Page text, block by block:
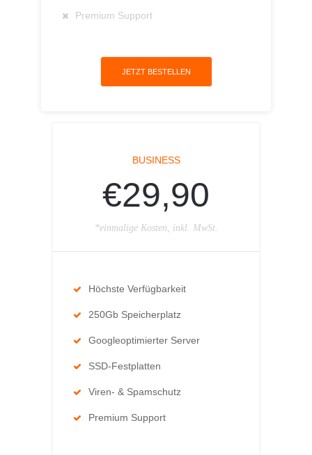
Premium Support
JETZT BESTELLEN
BUSINESS
€29,90
*einmalige Kosten, inkl. MwSt.
Höchste Verfügbarkeit
250Gb Speicherplatz
Googleoptimierter Server
SSD-Festplatten
Viren- & Spamschutz
Premium Support